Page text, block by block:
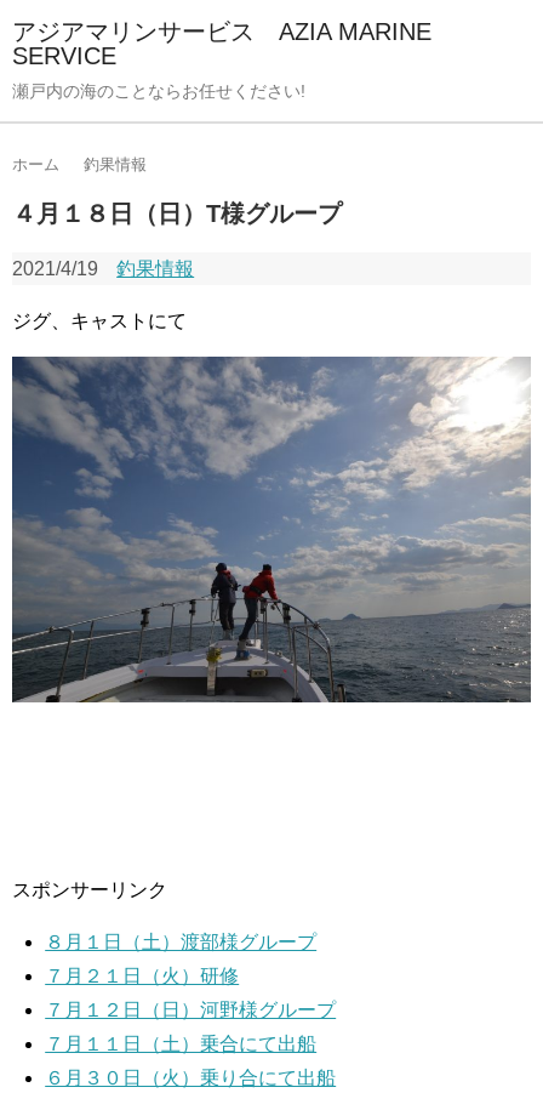
アジアマリンサービス AZIA MARINE
SERVICE
瀬戸内の海のことならお任せください!
ホーム 釣果情報
４月１８日（日）T様グループ
2021/4/19 釣果情報
ジグ、キャストにて
スポンサーリンク
８月１日（土）渡部様グループ
７月２１日（火）研修
７月１２日（日）河野様グループ
７月１１日（土）乗合にて出船
６月３０日（火）乗り合にて出船